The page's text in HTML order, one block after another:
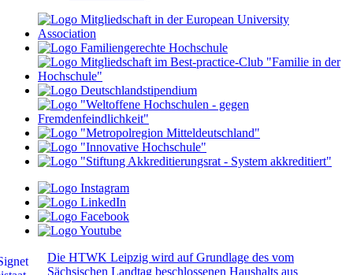
Die HTWK Leipzig wird auf Grundlage des vom
Sächsischen Landtag beschlossenen Haushalts aus